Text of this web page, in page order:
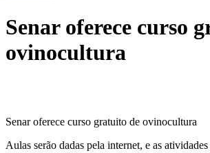
Senar oferece curso
ovinocultura
Senar oferece curso gratuito de ovinocultura
Aulas serão dadas pela internet, e as